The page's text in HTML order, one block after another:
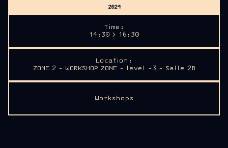
2024
Time:
14:30 > 16:30
Location:
ZONE 2 - WORKSHOP ZONE - level -3 - Salle 2B
Workshops